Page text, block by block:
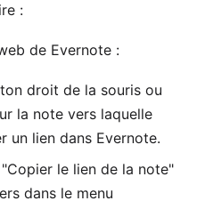
:
de Evernote :
droit de la souris ou
la note vers laquelle
un lien dans Evernote.
le lien de la note"
dans le menu